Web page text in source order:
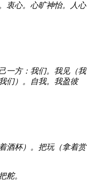
衷心。心旷神怡。人心
一方：我们。我见（我
们）。自我。我盈彼
酒杯）。把玩（拿着赏
舵。